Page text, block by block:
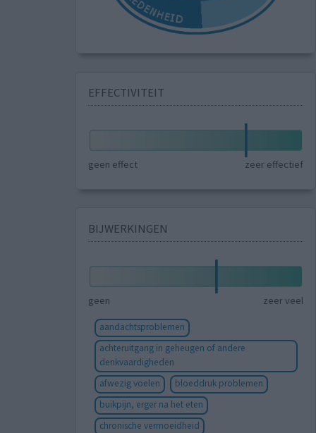
EFFECTIVITEIT
geen effect zeer effectief
BIJWERKINGEN
geen zeer veel
aandachtsproblemen
achteruitgang in geheugen of andere
denkvaardigheden
afwezig voelen
bloeddruk problemen
buikpijn, erger na het eten
chronische vermoeidheid